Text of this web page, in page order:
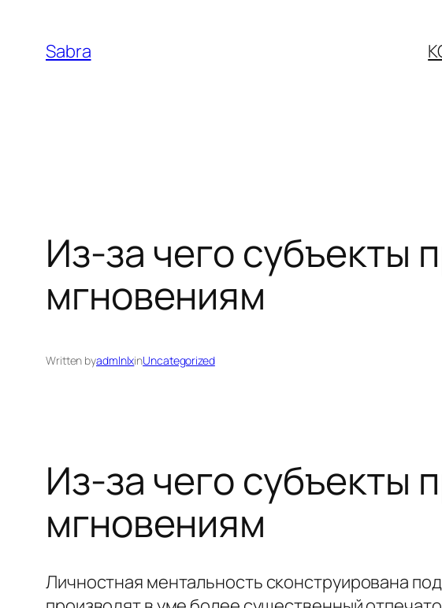
content
Sabra
Из-за чего субъекты
мгновениям
Written byadmlnlxinUncategorized
Из-за чего субъекты
мгновениям
Личностная ментальность сконструирована